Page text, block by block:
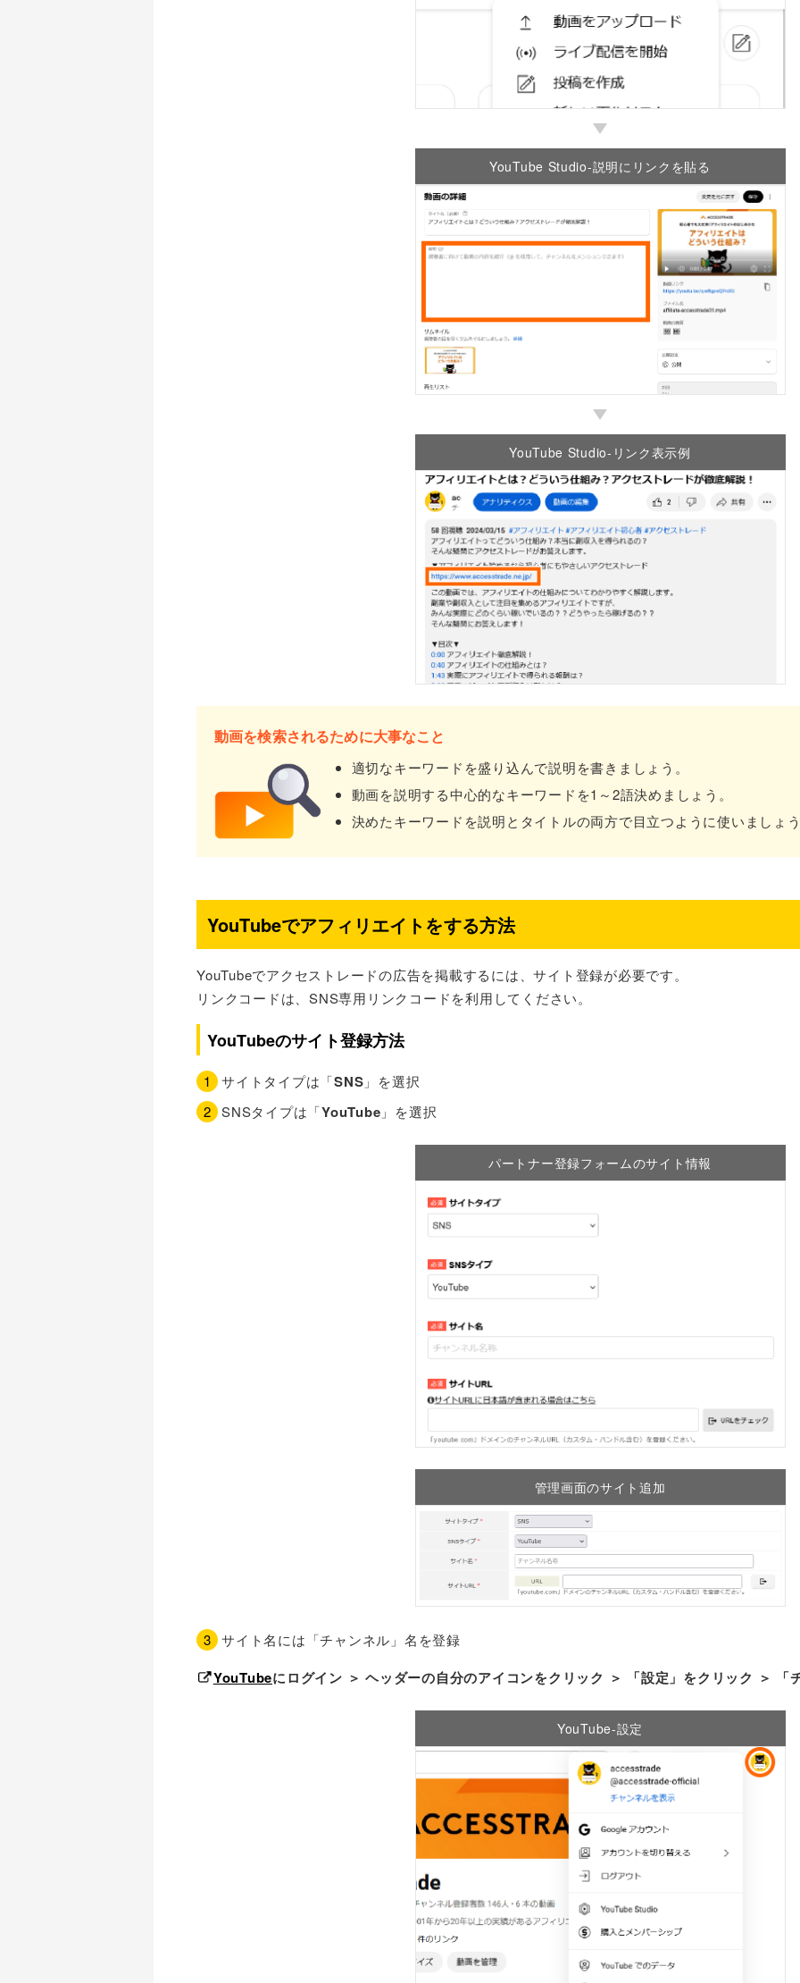
YouTube Studio-説明にリンクを貼る
YouTube Studio- リンク表示例
動画を検索されるために大事なこと
適切なキーワードを盛り込んで説明を書きましょう。
動画を説明する中心的なキーワードを1～2語決めましょう。
決めたキーワードを説明とタイトルの両方で目立つように使いましょ
YouTubeでアフィリエイトをする方法
YouTubeでアクセストレードの広告を掲載するには、サイト登録が必要です。
リンクコードは、SNS専用リンクコードを利用してください。
YouTubeのサイト登録方法
サイトタイプは「SNS 」を選択
SNSタイプは「YouTube 」を選択
パートナー登録フォームのサイト情報
管理画面のサイト追加
サイト名には「チャンネル」名を登録
YouTubeにログイン ＞ ヘッダーの自分のアイコンをクリック ＞ 「設定」をクリック ＞ 「
YouTube-設定